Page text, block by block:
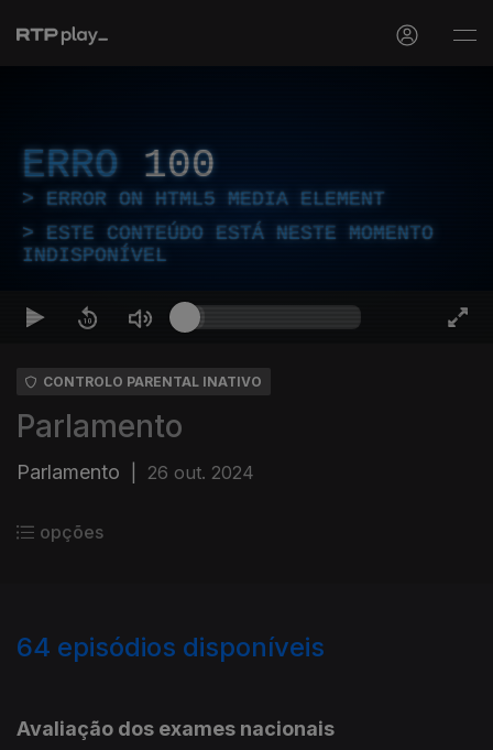
ERRO 100
ERROR ON HTML5 MEDIA ELEMENT
ESTE CONTEÚDO ESTÁ NESTE MOMENTO
INDISPONÍVEL
CONTROLO PARENTAL INATIVO
Parlamento
Parlamento 26 out. 2024
opções
64 episódios disponíveis
Avaliação dos exames nacionais